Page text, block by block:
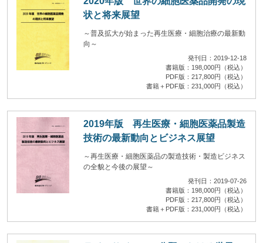
状と将来展望
～普及拡大が始まった再生医療・細胞治療の最新動
向～
発刊日：2019-12-18
書籍版：198,000円（税込）
PDF版：217,800円（税込）
書籍＋PDF版：231,000円（税込）
2019年版 再生医療・細胞医薬品製造
技術の最新動向とビジネス展望
～再生医療・細胞医薬品の製造技術・製造ビジネス
の全貌と今後の展望～
発刊日：2019-07-26
書籍版：198,000円（税込）
PDF版：217,800円（税込）
書籍＋PDF版：231,000円（税込）